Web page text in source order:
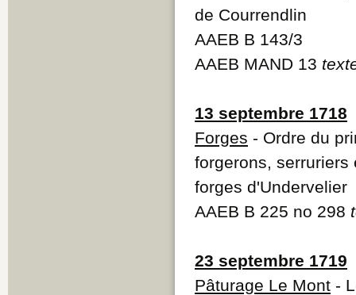
de Courrendlin
AAEB B 143/3
AAEB MAND 13
13 septembre 1718
Forges - Ordre du
forgerons, serruriers
forges d'Undervelier
AAEB B 225 no 298
23 septembre 1719
Pâturage Le Mont -